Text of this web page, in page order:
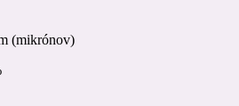
(mikrónov)